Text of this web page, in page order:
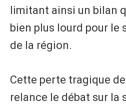
limitant ainsi un bilan
bien plus lourd pour le
de la région.
​Cette perte tragique
relance le débat sur la